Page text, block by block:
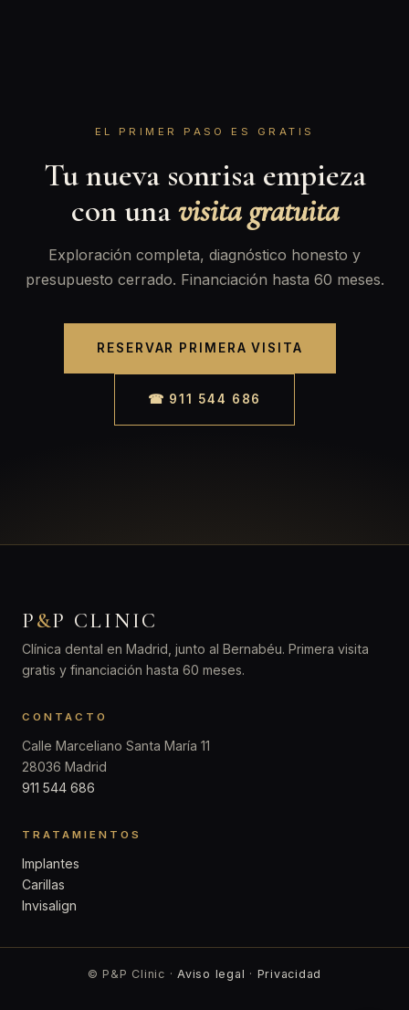
EL PRIMER PASO ES GRATIS
Tu nueva sonrisa empieza
con unavisita gratuita
Exploración completa, diagnóstico honesto y
presupuesto cerrado. Financiación hasta 60 meses.
RESERVAR PRIMERA VISITA
☎ 911 544 686
P&P CLINIC
Clínica dental en Madrid, junto al Bernabéu. Primera visita
gratis y financiación hasta 60 meses.
CONTACTO
Calle Marceliano Santa María 11
28036 Madrid
911 544 686
TRATAMIENTOS
Implantes
Carillas
Invisalign
© P&P Clinic ·Aviso legal · Privacidad